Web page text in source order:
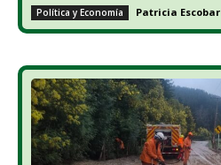
Política y Economía Patricia Escobar